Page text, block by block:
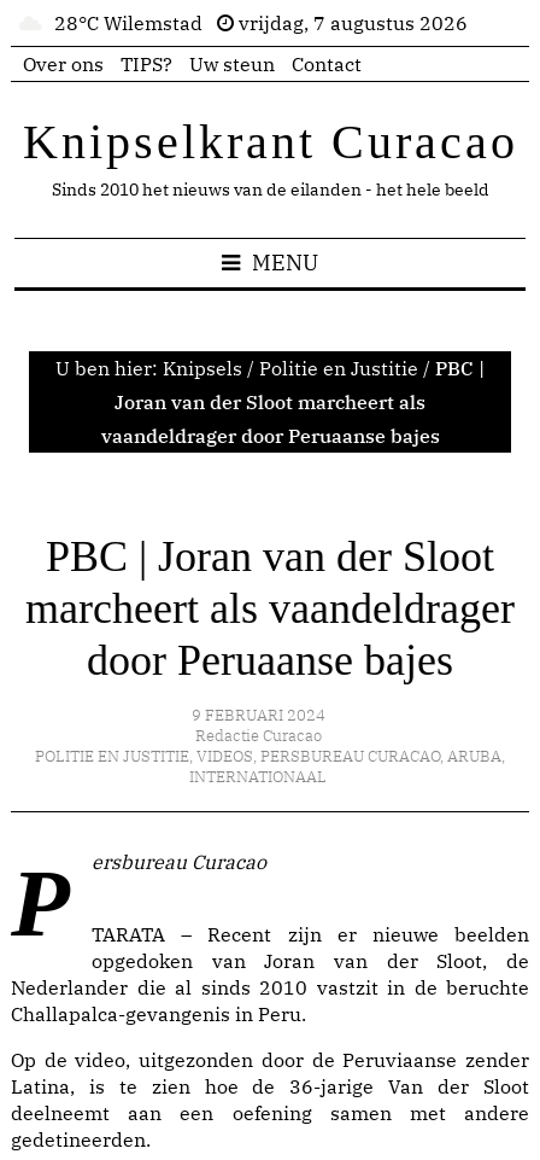
28°C Wilemstad
vrijdag, 7 augustus 2026
Over ons
TIPS? Uw steun Contact
Knipselkrant Curacao
Sinds 2010 het nieuws van de eilanden - het hele beeld
MENU
U ben hier: Knipsels / Politie en Justitie / PBC |
Joran van der Sloot marcheert als
vaandeldrager door Peruaanse bajes
PBC | Joran van der Sloot
marcheert als vaandeldrager
door Peruaanse bajes
9 FEBRUARI 2024
Redactie Curacao
POLITIE EN JUSTITIE, VIDEOS, PERSBUREAU CURACAO, ARUBA,
INTERNATIONAAL
Persbureau Curacao
TARATA – Recent zijn er nieuwe beelden
opgedoken van Joran van der Sloot, de
Nederlander die al sinds 2010 vastzit in de beruchte
Challapalca-gevangenis in Peru.
Op de video, uitgezonden door de Peruviaanse zender
Latina, is te zien hoe de 36-jarige Van der Sloot
deelneemt aan een oefening samen met andere
gedetineerden.